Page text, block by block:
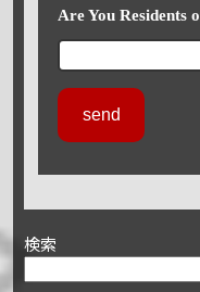
Are You Residents
検索